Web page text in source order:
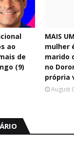
ao
de
(9)
MAIS
mulher
marido
no
própria
August